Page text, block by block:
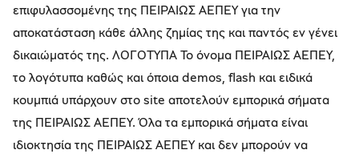
επιφυλασσομένης της ΠΕΙΡΑΙΩΣ ΑΕΠΕΥ για την
αποκατάσταση κάθε άλλης ζημίας της και παντός εν γένει
δικαιώματός της. ΛΟΓΟΤΥΠΑ Το όνομα ΠΕΙΡΑΙΩΣ ΑΕΠΕΥ,
το λογότυπα καθώς και όποια demos, flash και ειδικά
κουμπιά υπάρχουν στο site αποτελούν εμπορικά σήματα
της ΠΕΙΡΑΙΩΣ ΑΕΠΕΥ. Όλα τα εμπορικά σήματα είναι
ιδιοκτησία της ΠΕΙΡΑΙΩΣ ΑΕΠΕΥ και δεν μπορούν να